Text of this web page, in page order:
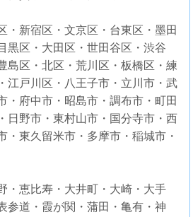
・新宿区・文京区・台東区・墨田
黒区・大田区・世田谷区・渋谷
島区・北区・荒川区・板橋区・練
江戸川区・八王子市・立川市・武
・府中市・昭島市・調布市・町田
日野市・東村山市・国分寺市・西
・東久留米市・多摩市・稲城市・
・恵比寿・大井町・大崎・大手
参道・霞が関・蒲田・亀有・神